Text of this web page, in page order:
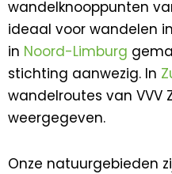
wandelknooppunten
ideaal voor wandelen
in Noord-Limburg
stichting aanwezig. In
wandelroutes van VVV
weergegeven.
Onze natuurgebieden